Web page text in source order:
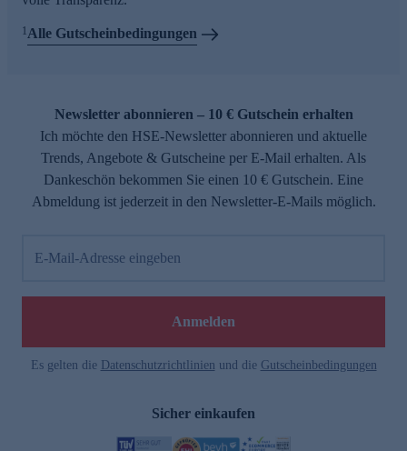
1 Alle Gutscheinbedingungen
Newsletter abonnieren – 10 € Gutschein erhalten
Ich möchte den HSE-Newsletter abonnieren und aktuelle
Trends, Angebote & Gutscheine per E-Mail erhalten. Als
Dankeschön bekommen Sie einen 10 € Gutschein. Eine
Abmeldung ist jederzeit in den Newsletter-E-Mails möglich.
E-Mail-Adresse eingeben
Anmelden
Es gelten die Datenschutzrichtlinien und die Gutscheinbedingungen
Sicher einkaufen